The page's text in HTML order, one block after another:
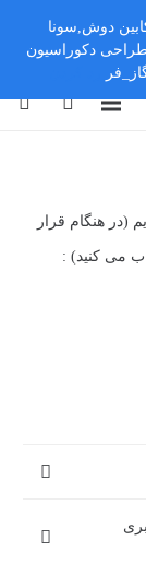
(در هنگام قرار
می کنید) :
دوش,سونا
دکوراسیون